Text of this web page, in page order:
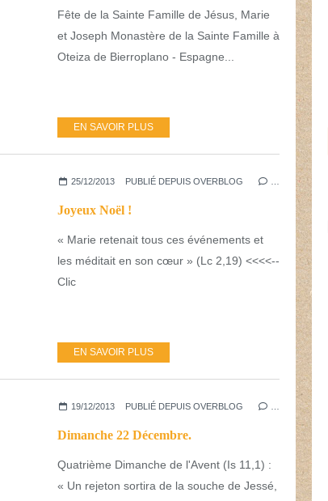
Fête de la Sainte Famille de Jésus, Marie
et Joseph Monastère de la Sainte Famille à
Oteiza de Bierroplano - Espagne...
EN SAVOIR PLUS
25/12/2013 PUBLIÉ DEPUIS OVERBLOG
Joyeux Noël !
« Marie retenait tous ces événements et
les méditait en son cœur » (Lc 2,19) <<<<--
Clic
EN SAVOIR PLUS
19/12/2013 PUBLIÉ DEPUIS OVERBLOG
Dimanche 22 Décembre.
Quatrième Dimanche de l'Avent (Is 11,1) :
« Un rejeton sortira de la souche de Jessé,